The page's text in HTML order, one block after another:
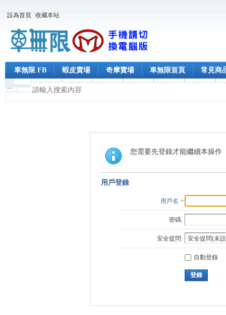
設為首頁 收藏本站
車無限 FB 蝦皮賣場 奇摩賣場 車無限首頁 常見商
您需要先登錄才能繼續本操作
用戶登錄
用戶名
密碼:
安全提問:
自動登錄
登錄